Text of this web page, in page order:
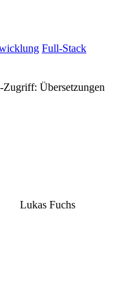
Full-Stack
Übersetzungen
Lukas Fuchs